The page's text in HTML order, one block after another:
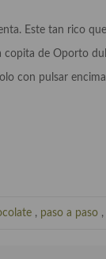
Este tan rico que
copita de Oporto
con pulsar
, paso a paso ,